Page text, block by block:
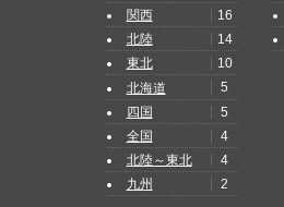
関西
16
北陸
14
東北
10
北海道
5
四国
5
全国
4
北陸～東北
4
九州
2